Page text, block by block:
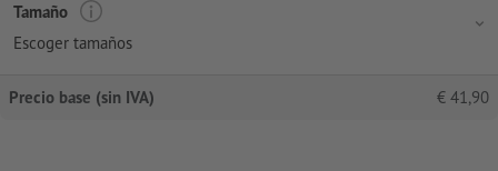
Tamaño
Escoger tamaños
Precio base (sin IVA) € 41,90